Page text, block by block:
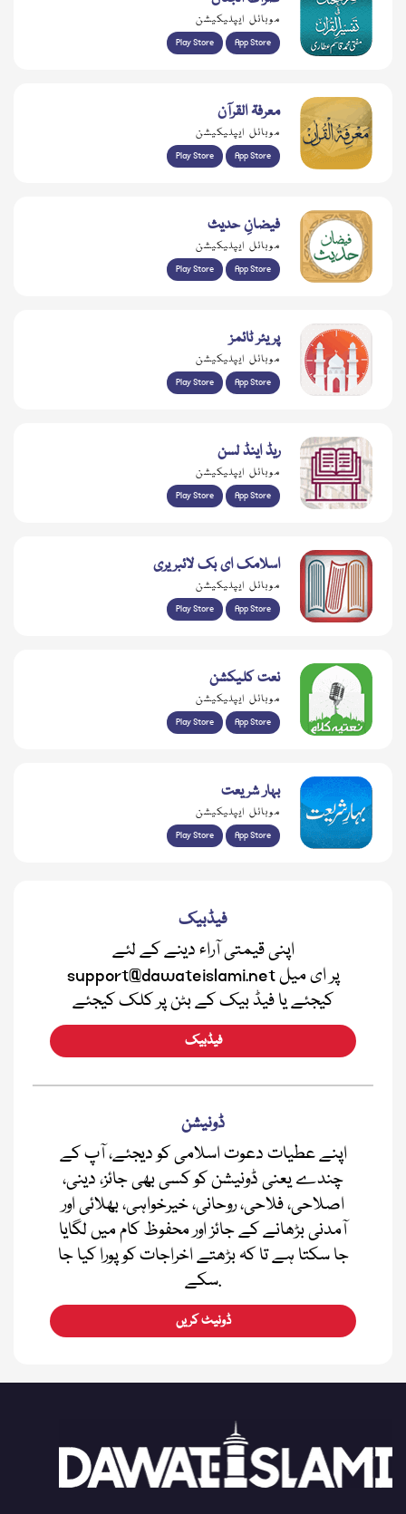
موبائل ایپلیکیشن
Play Store App Store
معرفۃ القرآن
موبائل ایپلیکیشن
Play Store App Store
فیضانِ حدیث
موبائل ایپلیکیشن
Play Store App Store
پریئر ٹائمز
موبائل ایپلیکیشن
Play Store App Store
ریڈ اینڈ لسن
موبائل ایپلیکیشن
Play Store App Store
اسلامک ای بک لائبریری
موبائل ایپلیکیشن
Play Store App Store
نعت کلیکشن
موبائل ایپلیکیشن
Play Store App Store
بہار شریعت
موبائل ایپلیکیشن
Play Store App Store
فیڈبیک
اپنی قیمتی آراء دینے کے لئے
support@dawateislami.net پر ای میل
کیجئے یا فیڈ بیک کے بٹن پر کلک کیجئے
فیڈبیک
ڈونیشن
اپنے عطیات دعوت اسلامی کو دیجئے، آپ کے
چندے یعنی ڈونیشن کو کسی بھی جائز، دینی،
اصلاحی، فلاحی، روحانی، خیرخواہی، بھلائی اور
آمدنی بڑھانے کے جائز اور محفوظ کام میں لگایا
جا سکتا ہے تا کہ بڑھتے اخراجات کو پورا کیا جا
سکے.
ڈونیٹ کریں